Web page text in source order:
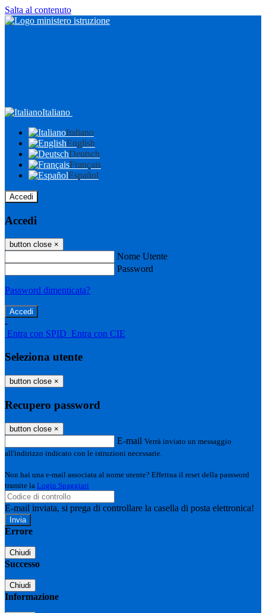
Salta al contenuto
Italiano
Italiano
English
Deutsch
Français
Español
Accedi
Accedi
button close ×
Nome Utente
Password
Password dimenticata?
-
Entra con SPID Entra con CIE
Seleziona utente
button close ×
Recupero password
button close ×
E-mail Verrà inviato un messaggio
all'indirizzo indicato con le istruzioni necessarie.
Non hai una e-mail associata al nome utente? Effettua il reset della password
tramite la Login Spaggiari
E-mail inviata, si prega di controllare la casella di posta elettronica!
Errore
Chiudi
Successo
Chiudi
Informazione